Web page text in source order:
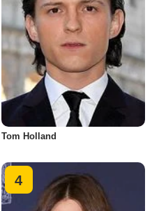
Tom Holland
4